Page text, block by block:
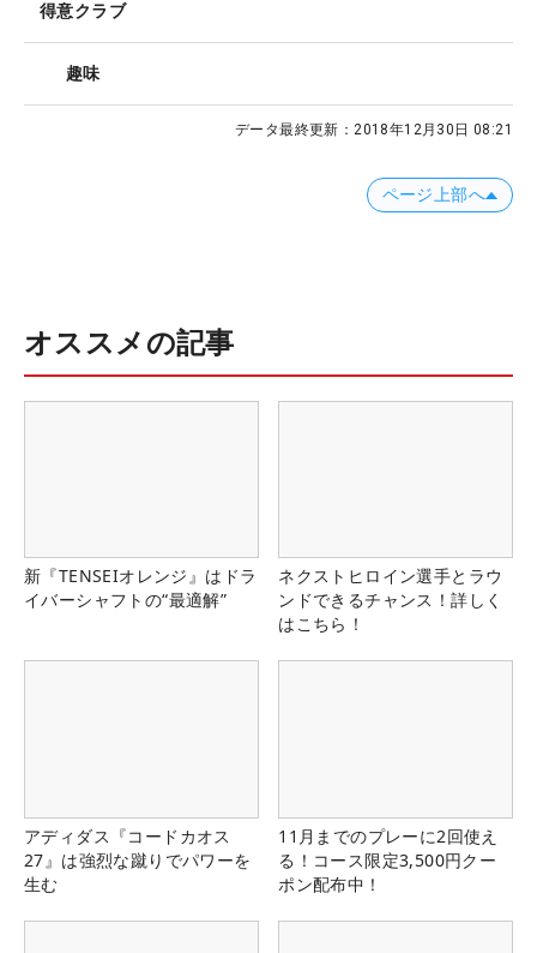
得意クラブ
趣味
データ最終更新：2018年12月30日 08:21
ページ上部へ
オススメの記事
新『TENSEIオレンジ』はドラ
イバーシャフトの“最適解”
ネクストヒロイン選手とラウ
ンドできるチャンス！詳しく
はこちら！
アディダス『コードカオス
27』は強烈な蹴りでパワーを
生む
11月までのプレーに2回使え
る！コース限定3,500円クー
ポン配布中！